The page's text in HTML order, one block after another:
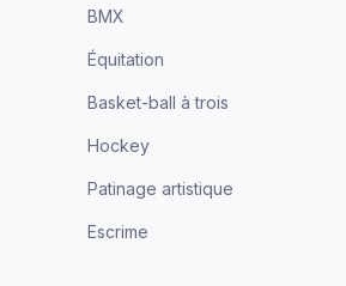
BMX
Équitation
Basket-ball à trois
Hockey
Patinage artistique
Escrime